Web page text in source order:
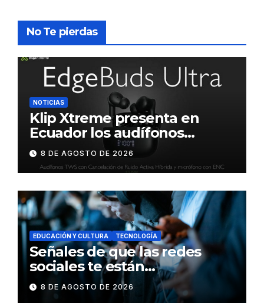
No Te pierdas
NOTICIAS
Klip Xtreme presenta en
Ecuador los audífonos
DynaBuds con sonido
inteligente y control táctil
8 DE AGOSTO DE 2026
EDUCACIÓN Y CULTURA TECNOLOGÍA
Señales de que las redes
sociales te están
consumiendo
8 DE AGOSTO DE 2026